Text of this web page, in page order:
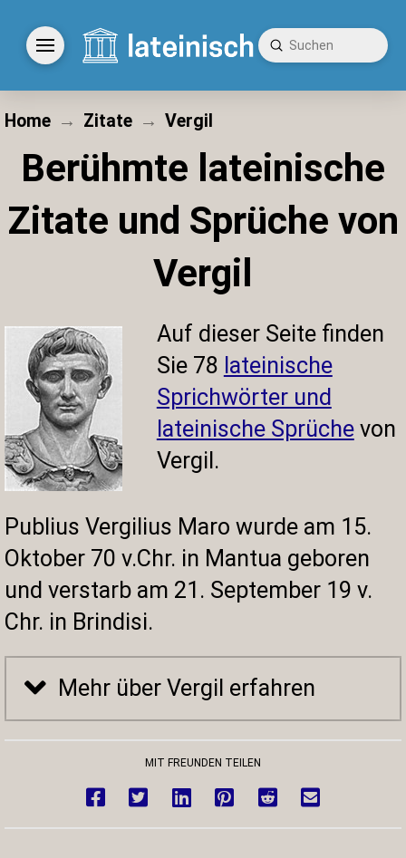
Search
Submit
Home → Zitate → Vergil
Berühmte lateinische
Zitate und Sprüche von
Vergil
Auf dieser Seite finden
Sie 78 lateinische
Sprichwörter und
lateinische Sprüchevon
Vergil.
Publius Vergilius Maro wurde am 15.
Oktober 70 v.Chr. in Mantua geboren
und verstarb am 21. September 19 v.
Chr. in Brindisi.
Mehr über Vergil erfahren
MIT FREUNDEN TEILEN